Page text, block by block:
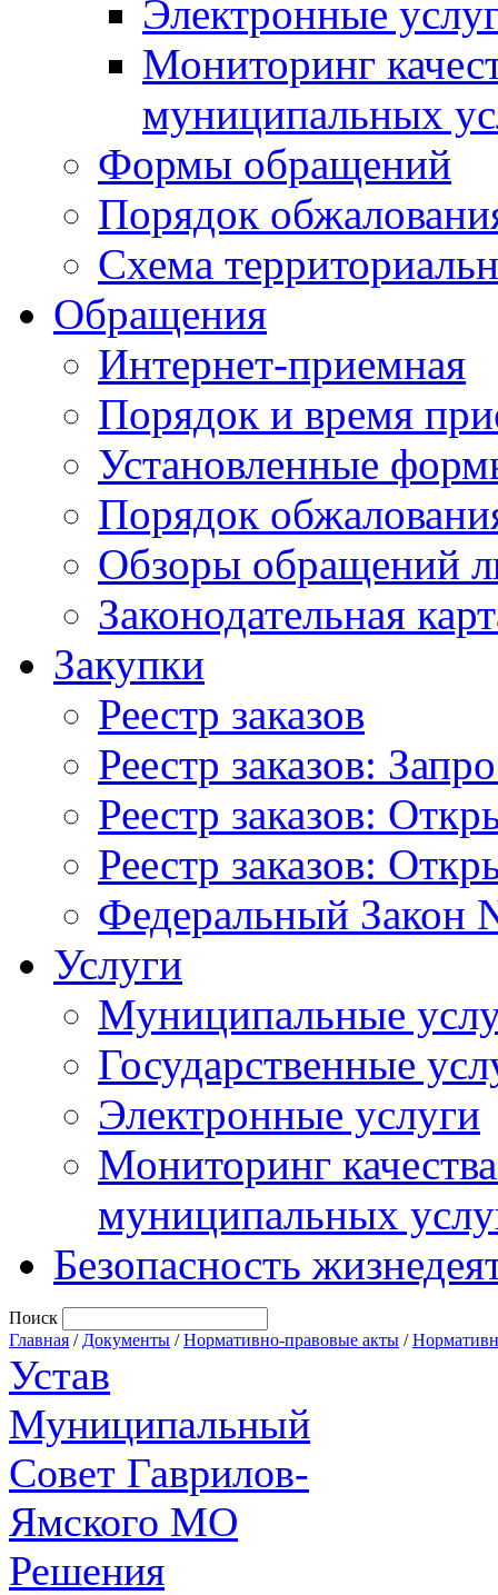
Электронные
Мониторинг
муниципальных
Формы обращений
Порядок
Схема
Обращения
Интернет-приемная
Порядок и время
Установленные
Порядок
Обзоры обращений
Законодательная
Закупки
Реестр заказов
Реестр заказов:
Реестр заказов:
Реестр заказов:
Федеральный Закон
Услуги
Муниципальные
Государственные
Электронные услуги
Мониторинг
муниципальных
Безопасность
Поиск
Главная / Документы /Нормативно-правовые акты /
Устав
Муниципальный
Совет Гаврилов-
Ямского МО
Решения